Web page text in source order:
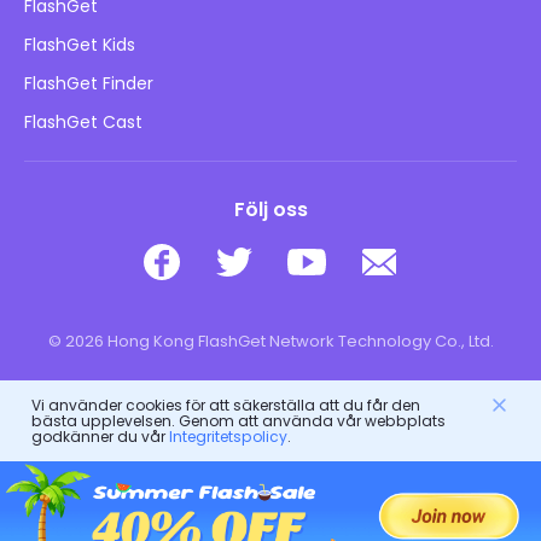
Integritetspolicy
Reklampolicyer
Sälj inte min information
Blogg
Barns onlinesäkerhet
Ladda ner
FlashGet
FlashGet Kids
FlashGet Finder
FlashGet Cast
Följ oss
© 2026 Hong Kong FlashGet Network Technology Co., Ltd.
Vi använder cookies för att säkerställa att du får den
bästa upplevelsen. Genom att använda vår webbplats
godkänner du vårIntegritetspolicy.